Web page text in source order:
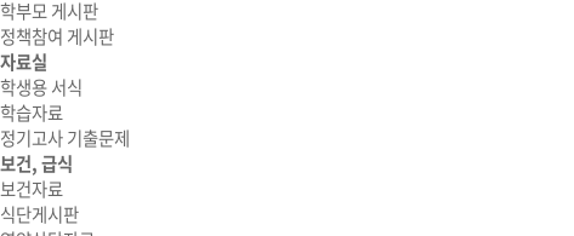
학부모 게시판
정책참여 게시판
자료실
학생용 서식
학습자료
정기고사 기출문제
보건, 급식
보건자료
식단게시판